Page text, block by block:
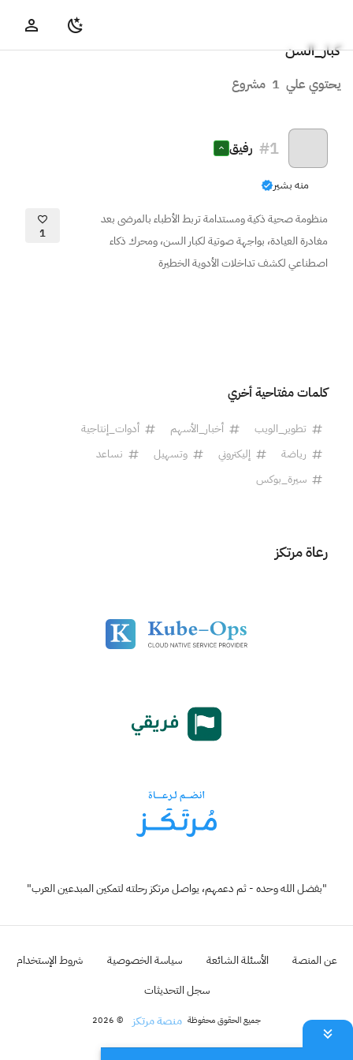
كبار_السن
يحتوي علي 1 مشروع
#1 رفيق
منه بشير
منظومة صحية ذكية ومستدامة تربط الأطباء بالمرضى بعد
مغادرة العيادة، بواجهة صوتية لكبار السن، ومحرك ذكاء
اصطناعي لكشف تداخلات الأدوية الخطيرة
1
كلمات مفتاحية أخري
تطوير_الويب أخبار_الأسهم
أدوات_إنتاجية
رياضة
إليكتروني وتسهيل
نساعد
سيرة_بوكس
رعاة مرتكز
"بفضل الله وحده - ثم دعمهم، يواصل مرتكز رحلته لتمكين المبدعين العرب"
عن المنصة الأسئلة الشائعة سياسة الخصوصية
شروط الإستخدام
سجل التحديثات
جميع الحقوق محفوظة منصة مرتكز © 2026